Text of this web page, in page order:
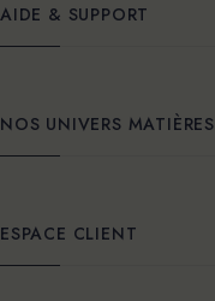
AIDE & SUPPORT
NOS UNIVERS MATIÈRES
ESPACE CLIENT